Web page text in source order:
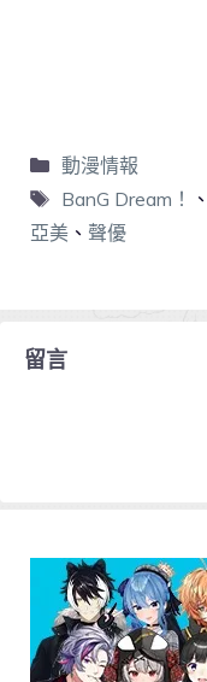
動漫情報
BanG Dream！
、
亞美 、 聲優
留言